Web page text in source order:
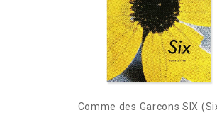
Comme des Garcons SIX